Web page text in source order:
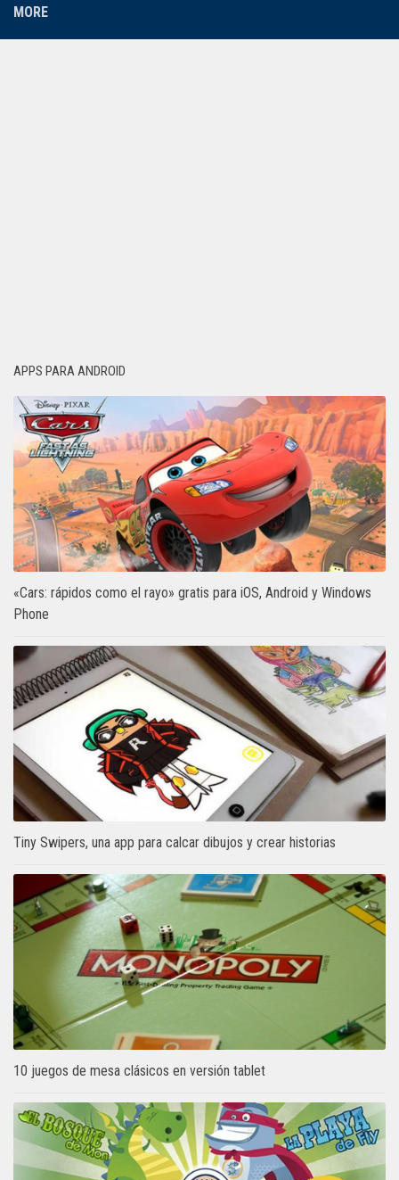
MORE
APPS PARA ANDROID
«Cars: rápidos como el rayo» gratis para iOS, Android y Windows
Phone
Tiny Swipers, una app para calcar dibujos y crear historias
10 juegos de mesa clásicos en versión tablet